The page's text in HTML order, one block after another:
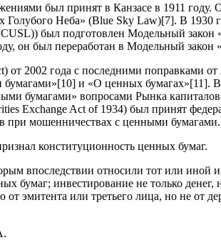
был принят в Канзасе в 1911 году.
Голубого Неба» (Blue Sky Law)[7]. В 1930
был подготовлен Модельный
он был переработан в Модельный
2002 года с последними поправками
бумагами»[10] и «О ценных бумагах»[11].
бумагами» вопросами Рынка
Exchange Act of 1934) был принят
при мошенничествах с ценными бумагами.
конституционность ценных бумаг.
впоследствии относили тот или иной
бумаг; инвестирование не только
эмитента или третьего лица, но не от